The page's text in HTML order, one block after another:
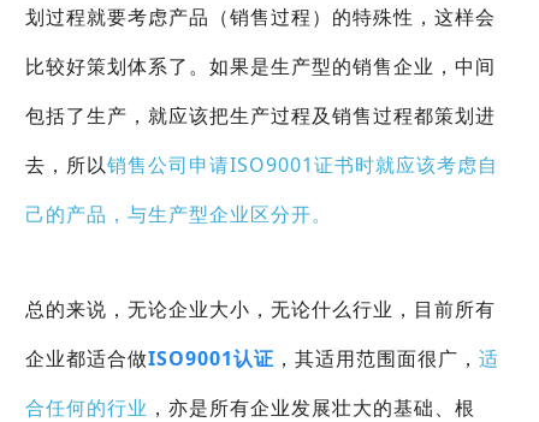
划过程就要考虑产品（销售过程）的特殊性，这样会
比较好策划体系了。如果是生产型的销售企业，中间
包括了生产，就应该把生产过程及销售过程都策划进
去，所以销售公司申请ISO9001证书时就应该考虑自
己的产品，与生产型企业区分开。
总的来说，无论企业大小，无论什么行业，目前所有
企业都适合做ISO9001认证 ，其适用范围面很广， 适
合任何的行业 ，亦是所有企业发展壮大的基础、根